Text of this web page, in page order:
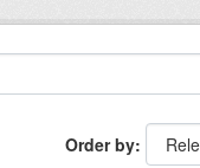
Order by